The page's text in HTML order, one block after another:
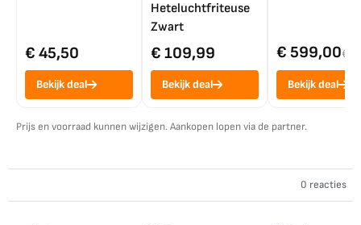
€ 45,50
Bekijk deal
Heteluchtfriteuse
Zwart
€ 109,99
Bekijk deal
€ 599,00€
Bekijk deal
Prijs en voorraad kunnen wijzigen. Aankopen lopen via de partner.
0 reacties